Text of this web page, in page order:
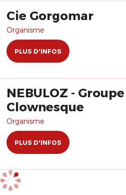
Cie Gorgomar
Organisme
PLUS D'INFOS
NEBULOZ -
Clownesque
Organisme
PLUS D'INFOS